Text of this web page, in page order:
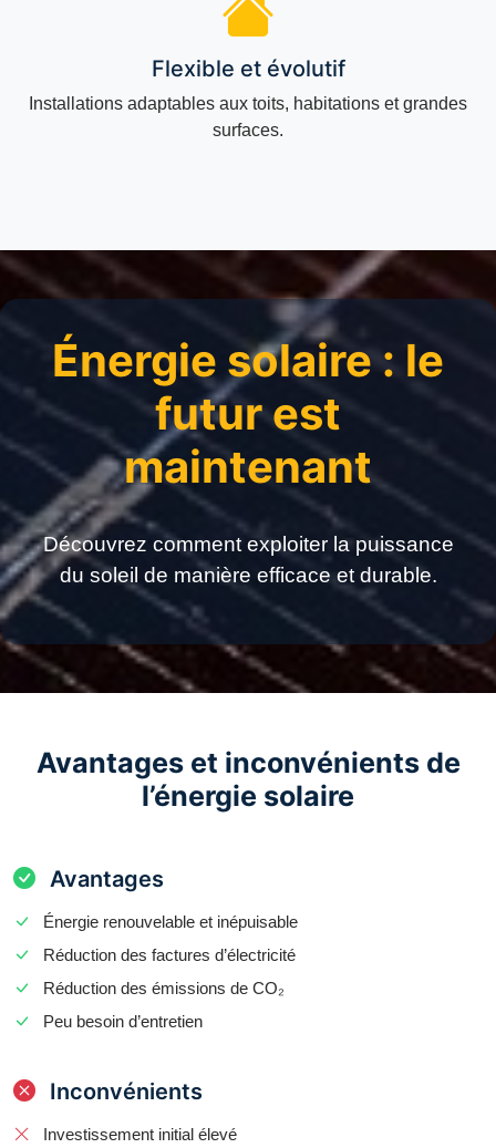
Flexible et évolutif
Installations adaptables aux toits, habitations et grandes
surfaces.
Énergie solaire : le
futur est
maintenant
Découvrez comment exploiter la puissance
du soleil de manière efficace et durable.
Avantages et inconvénients de
l’énergie solaire
Avantages
Énergie renouvelable et inépuisable
Réduction des factures d’électricité
Réduction des émissions de CO₂
Peu besoin d’entretien
Inconvénients
Investissement initial élevé